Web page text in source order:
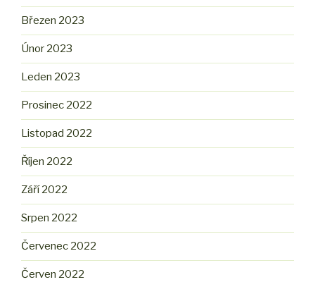
Březen 2023
Únor 2023
Leden 2023
Prosinec 2022
Listopad 2022
Říjen 2022
Září 2022
Srpen 2022
Červenec 2022
Červen 2022